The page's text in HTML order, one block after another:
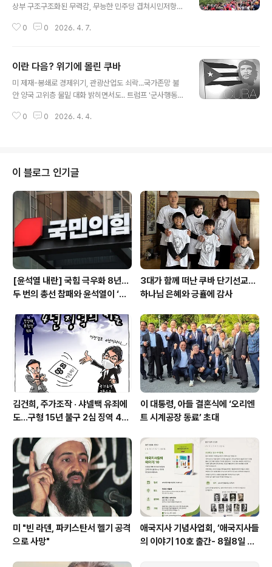
상부 구조구조화된 무력감, 무능한 민주당 겹쳐시민저항
난 증상종신제 연방대법원은 고착된 권력기관최종적 결정
보며 많은 사람들은 같은 질문을 던집니다. 도대체 왜 아무
도 이 상황을 막지 못하는가. 법원은 어디에 있습니까. 의회
는 무엇을 하고 있습니까. 언론은 왜 이토록 무력합니까. 그
눈앞의 권력 폭주를 제어하지 못하는 것처럼 보입니까. 이
0 0 2026. 4. 7.
이란 다음? 위기에 몰린 쿠바
미 제재-봉쇄로 경제위기, 관광산업도 쇠락...국가존망 불
안 양국 고위층 물밑 대화 밝히면서도.. 트럼프 '군사행동'
미 좌파의 등대와 같았던 쿠바 정권이 카스트로 사망 10년
과 관광산업 쇠락, 잇단 대규모 정전사태에 겸제난으로 인
도적 위기까지 직면해 있다. 이런 가운데 항의 시위대가 공
산당 지방 당사에 불을 지르는 사건도 발생했다. 초유의 반
정부 시위, 공산당 사무실 방화 중부 도시 모론(Moron)에
서 지난 3월14일 에너지와 식량 부족에 항의하는 시위대
가 공산당 지역 본부에..
0 0 2026. 4. 4.
이 블로그 인기글
[윤석열 내란] 국힘 극우화 8년…
두 번의 총선 참패와 윤석열이 ‘폭
3대가 함께 떠난 쿠바 단기선교...
하나님 은혜와 긍휼에 감사
김건희, 주가조작 · 샤넬백 유죄에
도…구형 15년 불구 2심 징역 4년
이 대통령, 아들 결혼식에 ‘오리엔
트 시계공장 동료’ 초대
미 "빈 라덴, 파키스탄서 헬기 공격
으로 사망"
애국지사 기념사업회, ’애국지사들
의 이야기 10호 출간- 8월8일 출